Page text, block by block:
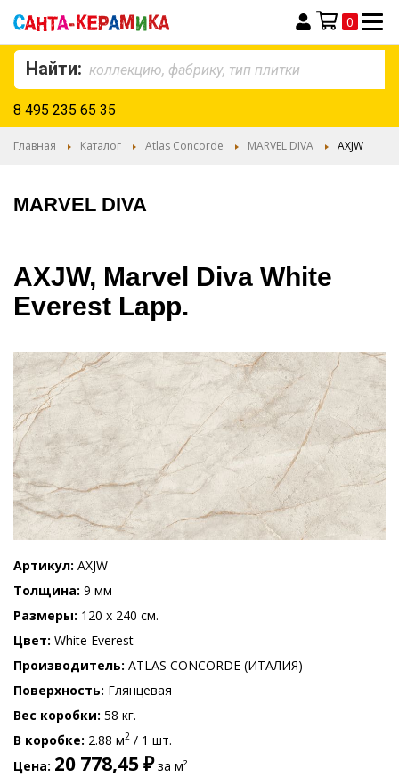
Моя корзина
0
Найти:
8 495 235 65 35
Главная Каталог Atlas Concorde MARVEL DIVA AXJW
MARVEL DIVA
AXJW, Marvel Diva White
Everest Lapp.
Артикул AXJW
Толщина 9 мм
Размеры 120 x 240 см.
Цвет White Everest
Производитель ATLAS CONCORDE (ИТАЛИЯ)
Поверхность Глянцевая
Вес коробки 58 кг.
В коробке 2.88 м2 / 1 шт.
Цена 20 778,45 ₽за м²